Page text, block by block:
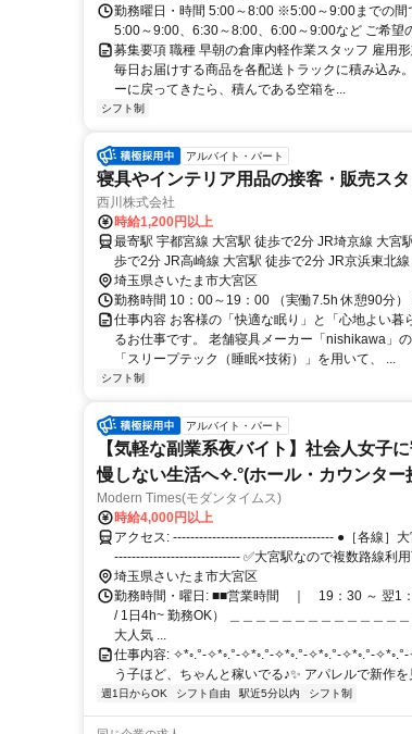
勤務曜日・時間 5:00～8:00 ※5:00～9:00までの間
5:00～9:00、6:30～8:00、6:00～9:00など ご希望
募集要項 職種 早朝の倉庫内軽作業スタッフ 雇用
毎日お届けする商品を各配送トラックに積み込み
ーに戻ってきたら、積んである空箱を...
シフト制
アルバイト・パート
寝具やインテリア用品の接客・販売ス
西川株式会社
時給1,200円以上
最寄駅 宇都宮線 大宮駅 徒歩で2分 JR埼京線 大宮
歩で2分 JR高崎線 大宮駅 徒歩で2分 JR京浜東北線 大宮駅
JR「大宮」徒歩2分
埼玉県さいたま市大宮区
勤務時間 10：00～19：00 （実働7.5h 休憩90分
仕事内容 お客様の「快適な眠り」と「心地よい暮
るお仕事です。 老舗寝具メーカー「nishikawa」
「スリープテック（睡眠×技術）」を用いて、 ...
シフト制
アルバイト・パート
【気軽な副業系夜バイト】社会人女子
慢しない生活へ✧.°(ホール・カウンター
Modern Times(モダンタイムス)
時給4,000円以上
アクセス: ------------------------------------- ●［各線］大宮駅（東口）から徒歩3分 --------
----------------------------- ✅大宮駅なので複数路線利用可能 池袋方面・新宿方面・渋谷
方面・ 横浜方面・群馬方面も直通電車あり！ 〈在来線〉 ・JR埼京線 ・JR湘南新
宿ライン ・JR京浜東北線 ・JR東北本線 ・JR川越線 ・JR高崎
新都市交通伊奈線 ・東武野田線 ◎浦和・川口・蕨・赤羽・日暮里・上野 戸田・上
尾・桶川・鴻巣・熊谷・籠原 深谷から乗り換えナシ
=================================
埼玉県さいたま市大宮区
勤務時間・曜日: ■■営業時間 ｜ 19：30 ～ 翌1
/ 1日4h~ 勤務OK） ＿＿＿＿＿＿＿＿＿＿＿＿＿
大人気 ...
仕事内容: ✧*◦.°-✧*◦.°-✧*◦.°-✧*◦.°-✧*◦.°-✧*◦.°-
う子ほど、ちゃんと稼いでる♪✨ アパレルで新作を
週1日からOK シフト自由 駅近5分以内 シフト制